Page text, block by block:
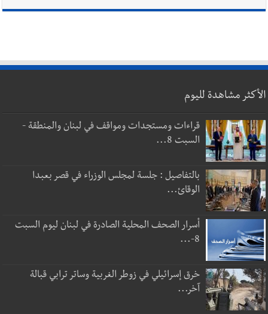
الأكثر مشاهدة لليوم
قراءات ومستجدات ومواقف في لبنان والمنطقة -
السبت 8...
بالتفاصيل : جلسة لمجلس الوزراء في قصر بعبدا
الوقائ...
أسرار الصحف المحلية الصادرة في لبنان ليوم السبت
8-...
خرق إسرائيلي في زوطر الغربية وساتر ترابي قبالة
آخر...